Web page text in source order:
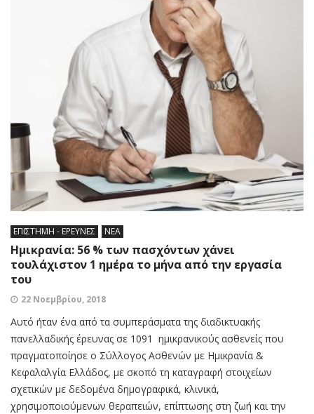
ΕΠΙΣΤΗΜΗ - ΕΡΕΥΝΕΣ ΝΕΑ
Ημικρανία: 56 % των πασχόντων χάνει
τουλάχιστον 1 ημέρα το μήνα από την εργασία
του
22 Νοεμβρίου, 2018
Αυτό ήταν ένα από τα συμπεράσματα της διαδικτυακής
πανελλαδικής έρευνας σε 1091 ημικρανικούς ασθενείς που
πραγματοποίησε ο Σύλλογος Ασθενών με Ημικρανία &
Κεφαλαλγία Ελλάδος, με σκοπό τη καταγραφή στοιχείων
σχετικών με δεδομένα δημογραφικά, κλινικά,
χρησιμοποιούμενων θεραπειών, επίπτωσης στη ζωή και την